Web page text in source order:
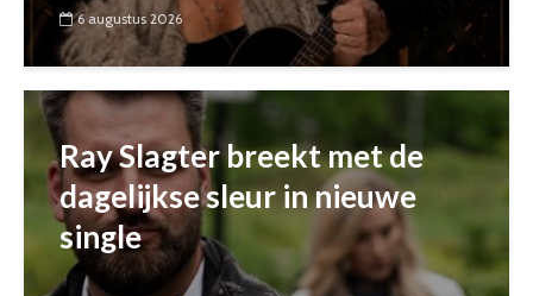
6 augustus 2026
Ray Slagter breekt met de
dagelijkse sleur in nieuwe
single